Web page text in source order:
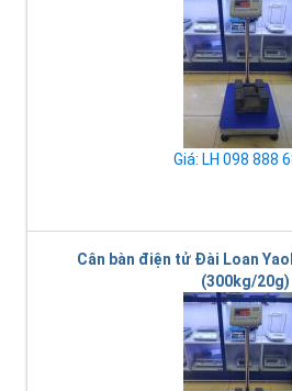
Giá: LH 098 888
Cân bàn điện tử Đài Loan
(300kg/20g)